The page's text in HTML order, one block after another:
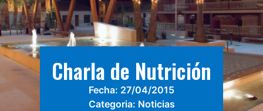
Charla de Nutrición
Fecha: 27/04/2015
Categoria: Noticias